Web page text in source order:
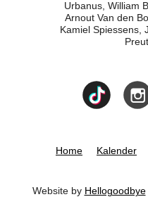
Urbanus, William
Arnout Van den
Kamiel Spiessens,
Home Kalender
Website by Hellogoodbye